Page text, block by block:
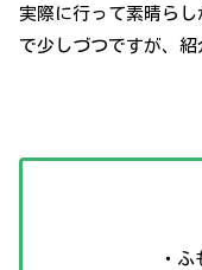
実際に行って素晴ら
で少しづつですが、紹
・